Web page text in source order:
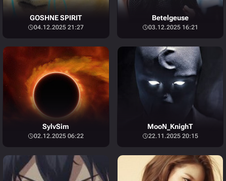
GOSHNE SPIRIT
04.12.2025 21:27
Betelgeuse
03.12.2025 16:21
SylvSim
02.12.2025 06:22
MooN_KnighT
22.11.2025 20:15